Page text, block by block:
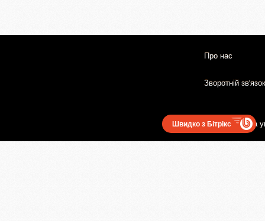
Про нас
Зворотній зв'язок
Користувацька
Швидко з Бітрікс